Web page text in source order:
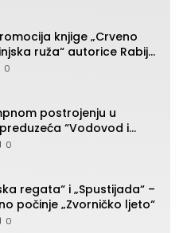
knjige „Crveno
ruža“ autorice Rabije
0
postrojenju u
“Vodovod i
0
regata“ i „Spustijada“ –
počinje „Zvorničko ljeto“
0